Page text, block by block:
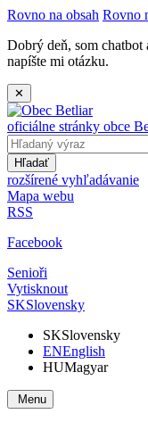
Rovno na obsah Rovno
Dobrý deň, som
napíšte mi otázku.
✕
oficiálne stránky obce
Hľadať
rozšírené vyhľadávanie
Mapa webu
RSS
Facebook
Senioři
Vytisknout
SKSlovensky
SKSlovensky
ENEnglish
HUMagyar
Menu